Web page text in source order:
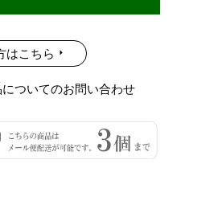
はこちら
についてのお問い合わせ